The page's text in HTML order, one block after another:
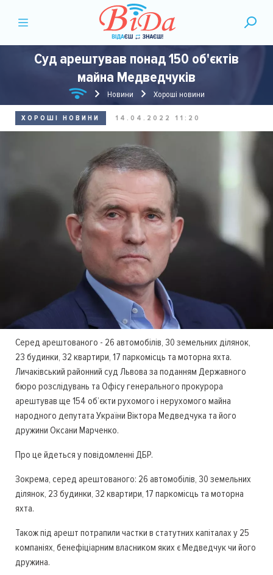
Суд арештував понад 150 об'єктів
майна Медведчуків
Новини Хороші новини
ХОРОШІ НОВИНИ 14.04.2022 11:20
Серед арештованого - 26 автомобілів, 30 земельних ділянок,
23 будинки, 32 квартири, 17 паркомісць та моторна яхта.
Личаківський районний суд Львова за поданням Державного
бюро розслідувань та Офісу генерального прокурора
арештував ще 154 об’єкти рухомого і нерухомого майна
народного депутата України Віктора Медведчука та його
дружини Оксани Марченко.
Про це йдеться у повідомленні ДБР.
Зокрема, серед арештованого: 26 автомобілів, 30 земельних
ділянок, 23 будинки, 32 квартири, 17 паркомісць та моторна
яхта.
Також під арешт потрапили частки в статутних капіталах у 25
компаніях, бенефіціарним власником яких є Медведчук чи його
дружина.